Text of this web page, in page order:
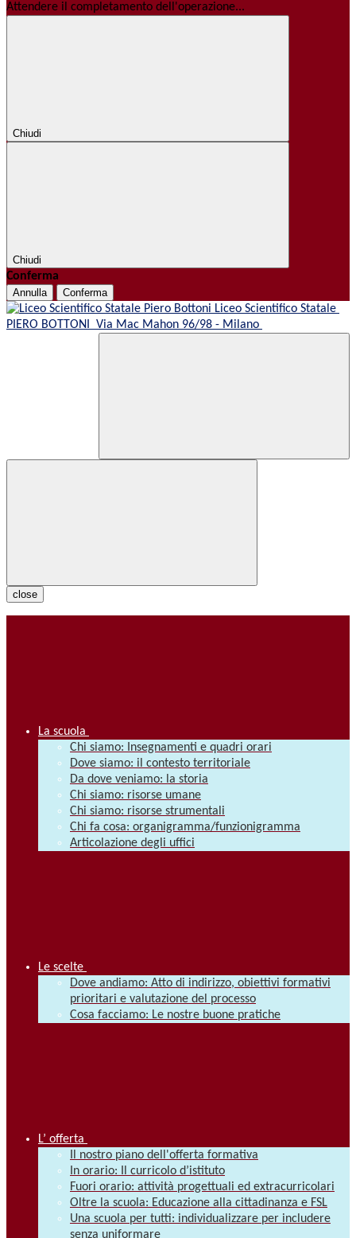
Attendere il completamento dell'operazione...
Chiudi
Chiudi
Conferma
Annulla Conferma
Liceo Scientifico Statale
PIERO BOTTONI Via Mac Mahon 96/98 - Milano
close
La scuola
Chi siamo: Insegnamenti e quadri orari
Dove siamo: il contesto territoriale
Da dove veniamo: la storia
Chi siamo: risorse umane
Chi siamo: risorse strumentali
Chi fa cosa: organigramma/funzionigramma
Articolazione degli uffici
Le scelte
Dove andiamo: Atto di indirizzo, obiettivi formativi
prioritari e valutazione del processo
Cosa facciamo: Le nostre buone pratiche
L’ offerta
Il nostro piano dell'offerta formativa
In orario: Il curricolo d’istituto
Fuori orario: attività progettuali ed extracurricolari
Oltre la scuola: Educazione alla cittadinanza e FSL
Una scuola per tutti: individualizzare per includere
senza uniformare